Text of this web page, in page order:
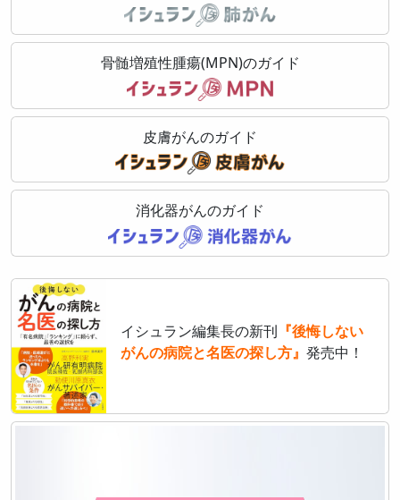
骨髄増殖性腫瘍(MPN)のガイド
皮膚がんのガイド
消化器がんのガイド
イシュラン編集長の新刊
『後悔しない
がんの病院と名医の探し方』 発売中！